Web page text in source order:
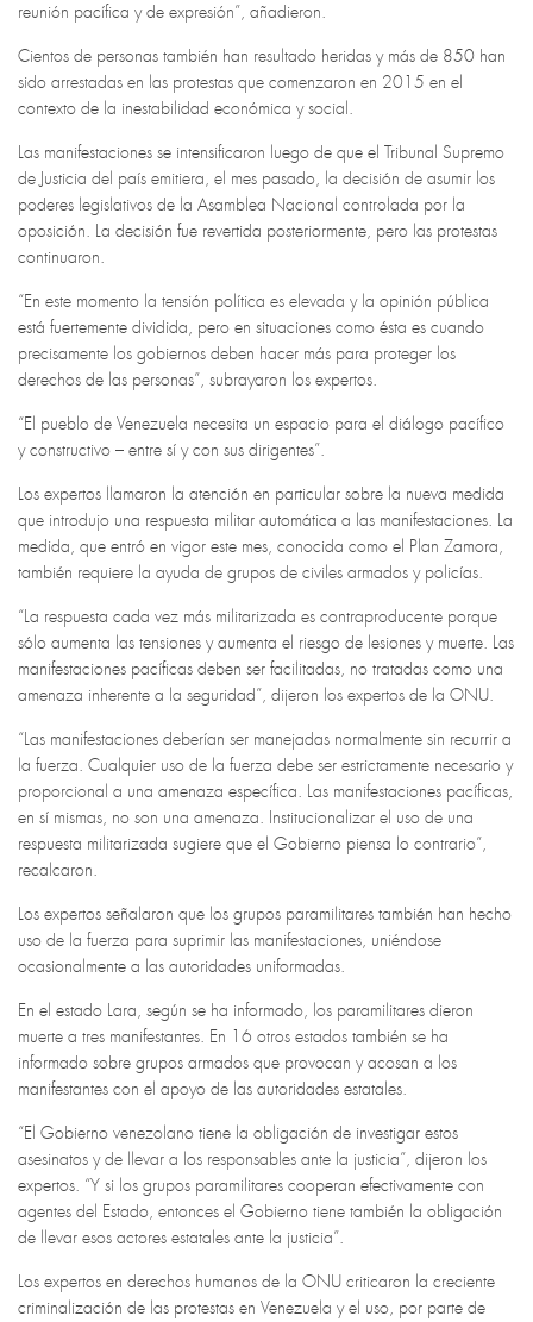
reunión pacífica y de expresión”, añadieron.
Cientos de personas también han resultado heridas y más de 850 han
sido arrestadas en las protestas que comenzaron en 2015 en el
contexto de la inestabilidad económica y social.
Las manifestaciones se intensificaron luego de que el Tribunal Supremo
de Justicia del país emitiera, el mes pasado, la decisión de asumir los
poderes legislativos de la Asamblea Nacional controlada por la
oposición. La decisión fue revertida posteriormente, pero las protestas
continuaron.
“En este momento la tensión política es elevada y la opinión pública
está fuertemente dividida, pero en situaciones como ésta es cuando
precisamente los gobiernos deben hacer más para proteger los
derechos de las personas”, subrayaron los expertos.
“El pueblo de Venezuela necesita un espacio para el diálogo pacífico
y constructivo – entre sí y con sus dirigentes”.
Los expertos llamaron la atención en particular sobre la nueva medida
que introdujo una respuesta militar automática a las manifestaciones. La
medida, que entró en vigor este mes, conocida como el Plan Zamora,
también requiere la ayuda de grupos de civiles armados y policías.
“La respuesta cada vez más militarizada es contraproducente porque
sólo aumenta las tensiones y aumenta el riesgo de lesiones y muerte. Las
manifestaciones pacíficas deben ser facilitadas, no tratadas como una
amenaza inherente a la seguridad”, dijeron los expertos de la ONU.
“Las manifestaciones deberían ser manejadas normalmente sin recurrir a
la fuerza. Cualquier uso de la fuerza debe ser estrictamente necesario y
proporcional a una amenaza específica. Las manifestaciones pacíficas,
en sí mismas, no son una amenaza. Institucionalizar el uso de una
respuesta militarizada sugiere que el Gobierno piensa lo contrario”,
recalcaron.
Los expertos señalaron que los grupos paramilitares también han hecho
uso de la fuerza para suprimir las manifestaciones, uniéndose
ocasionalmente a las autoridades uniformadas.
En el estado Lara, según se ha informado, los paramilitares dieron
muerte a tres manifestantes. En 16 otros estados también se ha
informado sobre grupos armados que provocan y acosan a los
manifestantes con el apoyo de las autoridades estatales.
“El Gobierno venezolano tiene la obligación de investigar estos
asesinatos y de llevar a los responsables ante la justicia”, dijeron los
expertos. “Y si los grupos paramilitares cooperan efectivamente con
agentes del Estado, entonces el Gobierno tiene también la obligación
de llevar esos actores estatales ante la justicia”.
Los expertos en derechos humanos de la ONU criticaron la creciente
criminalización de las protestas en Venezuela y el uso, por parte de